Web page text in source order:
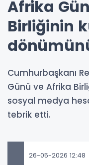
Afrika
Birliğinin
Cumhurbaşkanı
Günü ve Afrika
sosyal medya
tebrik etti.
26-05-2026 12:48